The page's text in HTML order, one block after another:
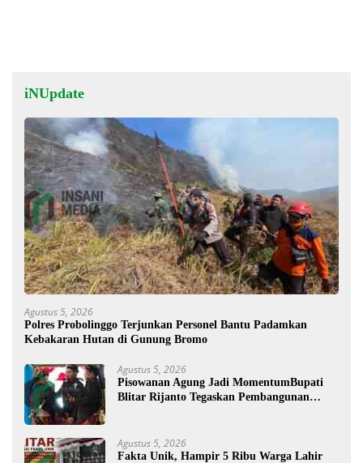
iNUpdate
Agustus 5, 2026
Polres Probolinggo Terjunkan Personel Bantu Padamkan
Kebakaran Hutan di Gunung Bromo
Agustus 5, 2026
Pisowanan Agung Jadi MomentumBupati
Blitar Rijanto Tegaskan Pembangunan
Agustus 5, 2026
Fakta Unik, Hampir 5 Ribu Warga Lahir